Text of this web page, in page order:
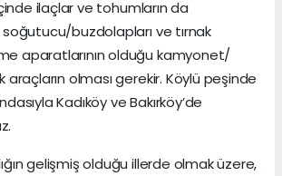
ilaçlar ve tohumların da
buzdolapları ve tırnak
aparatlarının olduğu kamyonet/
araçların olması gerekir. Köylü peşinde
Kadıköy ve Bakırköy’de
gelişmiş olduğu illerde olmak üzere,